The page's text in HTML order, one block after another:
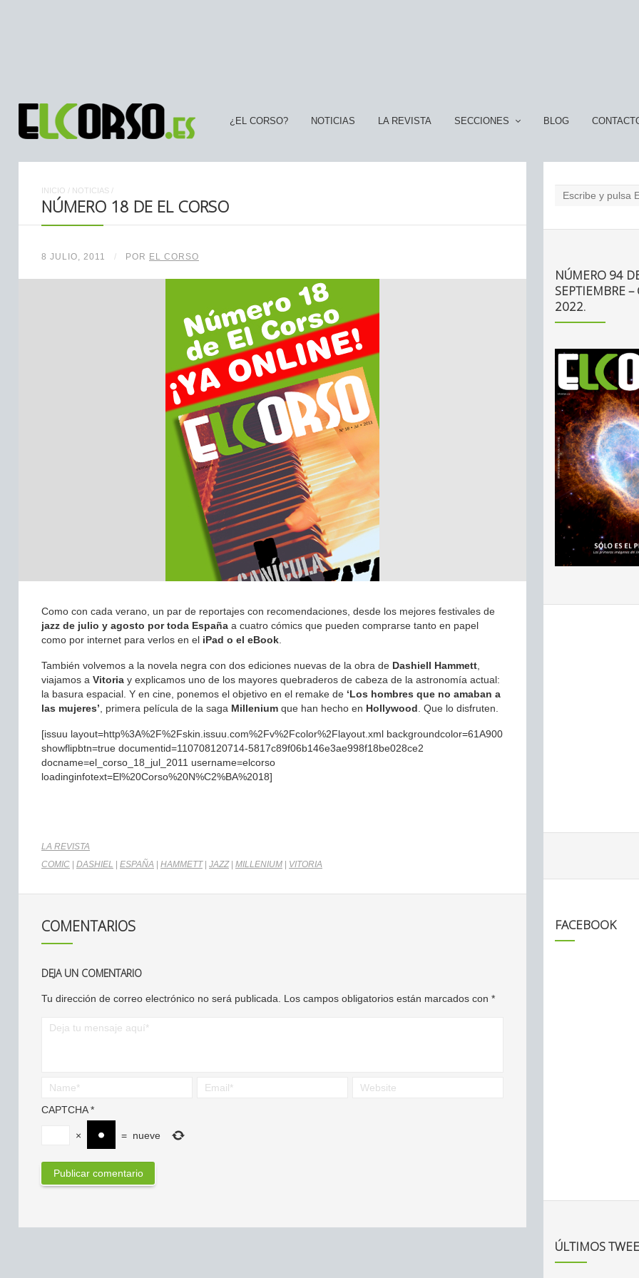
¿EL CORSO? NOTICIAS LA REVISTA SECCIONES BLOG
INICIO / NOTICIAS /
NÚMERO 18 DE EL CORSO
8 JULIO, 2011 / POR EL CORSO
Como con cada verano, un par de reportajes con recomendaciones, desde los mejores festivales de
jazz de julio y agosto por toda España a cuatro cómics que pueden comprarse tanto en papel
como por internet para verlos en el iPad o el eBook
También volvemos a la novela negra con dos ediciones nuevas de la obra de Dashiell Hammett
viajamos a Vitoria y explicamos uno de los mayores quebraderos de cabeza de la astronomía actual:
la basura espacial. Y en cine, ponemos el objetivo en el remake de ‘Los hombres que no amaban a
las mujeres’ , primera película de la saga Millenium que han hecho en Hollywood . Que lo disfruten.
[issuu layout=http%3A%2F%2Fskin.issuu.com%2Fv%2Fcolor%2Flayout.xml backgroundcolor=61A900
showflipbtn=true documentid=110708120714-5817c89f06b146e3ae998f18be028ce2
docname=el_corso_18_jul_2011 username=elcorso
loadinginfotext=El%20Corso%20N%C2%BA%2018]
LA REVISTA
COMIC
DASHIEL ESPAÑA HAMMETT| JAZZ| MILLENIUM VITORIA
COMENTARIOS
DEJA UN COMENTARIO
Tu dirección de correo electrónico no será publicada. Los campos obligatorios están marcados con *
CAPTCHA*
× = nueve
NÚMERO 94
SEPTIEMBRE –
2022.
FACEBOOK
ÚLTIMOS